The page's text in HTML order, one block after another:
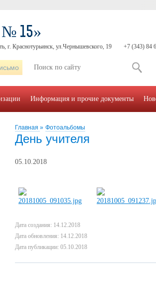
Главная » Фотоальбомы
День учителя
05.10.2018
Дата создания: 14.12.2018
Дата обновления: 14.12.2018
Дата публикации: 05.10.2018
15»
г. Краснотурьинск, ул.Чернышевского, 19 +7 (343) 84
Информация и прочие документы